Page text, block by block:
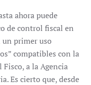
ahora puede
de control fiscal en
un primer uso
compatibles con la
a la Agencia
Es cierto que, desde